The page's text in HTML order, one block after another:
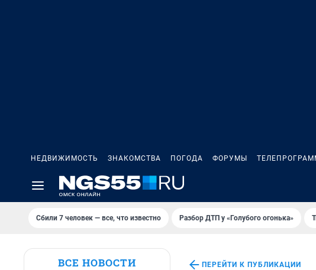
НЕДВИЖИМОСТЬ ЗНАКОМСТВА ПОГОДА ФОРУМЫ
Сбили 7 человек — все, что известно Разбор ДТП у «Голубого огонька»
ВСЕ НОВОСТИ ПЕРЕЙТИ К ПУБЛИКАЦИИ